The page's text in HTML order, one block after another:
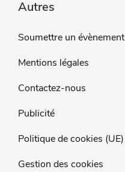
Autres
Soumettre un évènement
Mentions légales
Contactez-nous
Publicité
Politique de cookies (UE)
Gestion des cookies